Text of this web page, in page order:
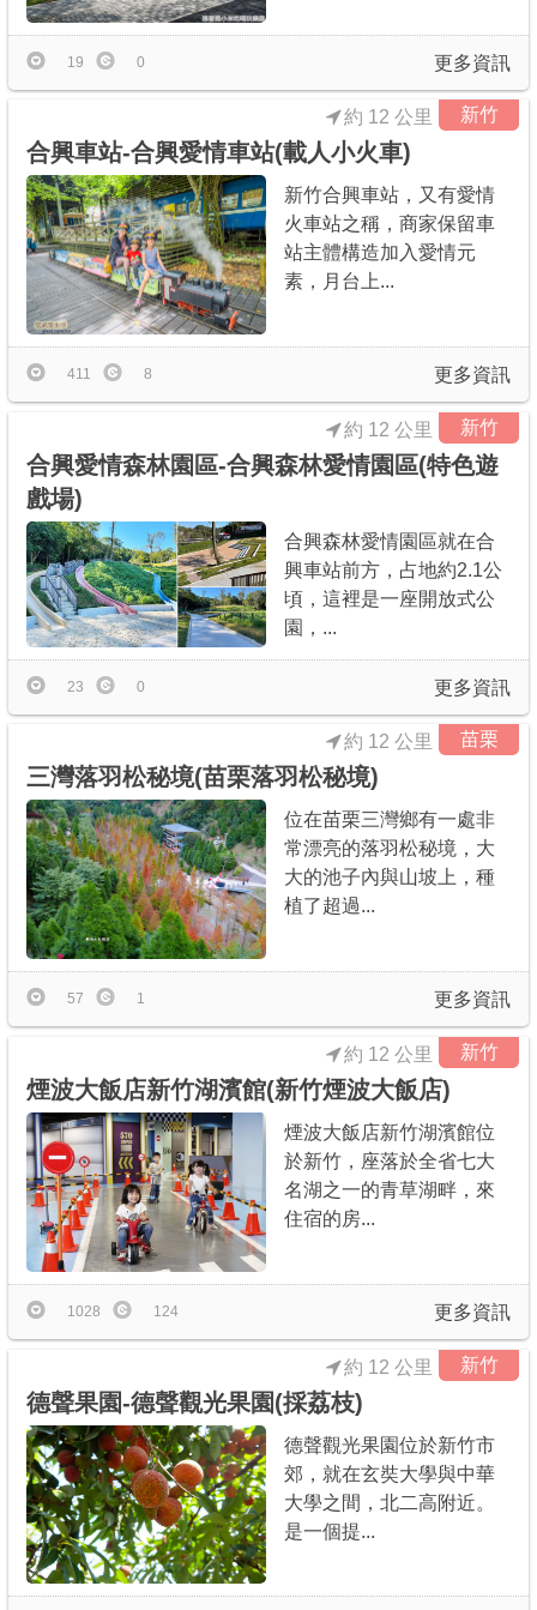
更多資訊
19 0
新竹
合興車站-合興愛情車站(載人小火車)
約 12 公里
新竹合興車站，又有愛情
火車站之稱，商家保留車
站主體構造加入愛情元
素，月台上...
更多資訊
411 8
新竹
合興愛情森林園區-合興森林愛情園區(特色遊
戲場)
約 12 公里
合興森林愛情園區就在合
興車站前方，占地約2.1公
頃，這裡是一座開放式公
園，...
更多資訊
23 0
苗栗
三灣落羽松秘境(苗栗落羽松秘境)
約 12 公里
位在苗栗三灣鄉有一處非
常漂亮的落羽松秘境，大
大的池子內與山坡上，種
植了超過...
更多資訊
57 1
新竹
煙波大飯店新竹湖濱館(新竹煙波大飯店)
約 12 公里
煙波大飯店新竹湖濱館位
於新竹，座落於全省七大
名湖之一的青草湖畔，來
住宿的房...
更多資訊
1028 124
新竹
德聲果園-德聲觀光果園(採荔枝)
約 12 公里
德聲觀光果園位於新竹市
郊，就在玄奘大學與中華
大學之間，北二高附近。
是一個提...